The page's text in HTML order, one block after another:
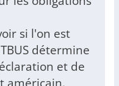
si l'on est
détermine
et de